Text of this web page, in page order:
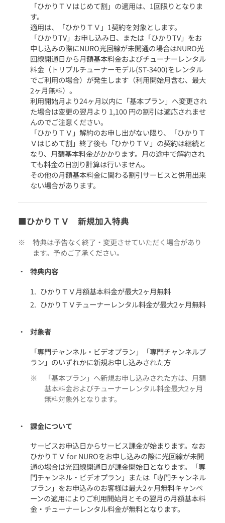
「ひかりＴＶはじめて割」の適用は、1回限りとなりま
す。
適用は、「ひかりＴＶ」1契約を対象とします。
「ひかりTV」お申し込み日、または「ひかりTV」をお
申し込みの際にNURO光回線が未開通の場合はNURO光
回線開通日から月額基本料金およびチューナーレンタル
料金（トリプルチューナーモデル(ST-3400)をレンタル
でご利用の場合）が発生します（利用開始月含む、最大
2ヶ月無料）。
利用開始月より24ヶ月以内に「基本プラン」へ変更され
た場合は変更の翌月より 1,100 円の割引は適応されませ
んのでご注意ください。
「ひかりＴＶ」解約のお申し出がない限り、「ひかりＴ
Ｖはじめて割」終了後も「ひかりＴＶ」の契約は継続と
なり、月額基本料金がかかります。月の途中で解約され
ても料金の日割り計算は行いません。
その他の月額基本料金に関わる割引サービスと併用出来
ない場合があります。
■ひかりＴＶ 新規加入特典
特典は予告なく終了・変更させていただく場合があり
ます。予めご了承ください。
特典内容
ひかりＴＶ月額基本料金が最大2ヶ月無料
ひかりＴＶチューナーレンタル料金が最大2ヶ月無料
対象者
「専門チャンネル・ビデオプラン」「専門チャンネルプ
ラン」のいずれかに新規お申し込みされた方
「基本プラン」へ新規お申し込みされた方は、月額
基本料金およびチューナーレンタル料金最大2ヶ月
無料対象外となります。
課金について
サービスお申込日からサービス課金が始まります。なお
ひかりＴＶ for NUROをお申し込みの際に光回線が未開
通の場合は光回線開通日が課金開始日となります。「専
門チャンネル・ビデオプラン」または「専門チャンネル
プラン」をお申込みのお客様は最大2ヶ月無料キャンペ
ーンの適用によりご利用開始月とその翌月の月額基本料
金・チューナーレンタル料金が無料となります。